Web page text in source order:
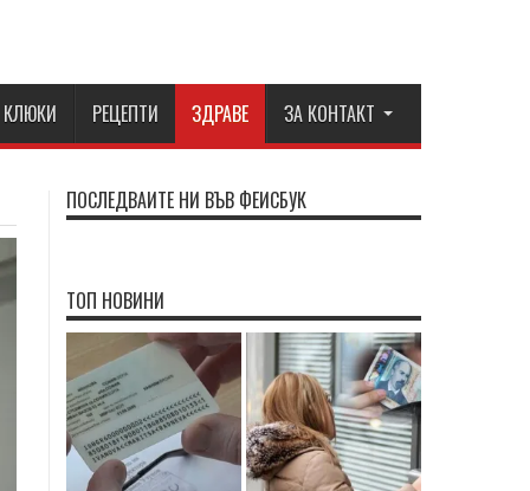
КЛЮКИ РЕЦЕПТИ ЗДРАВЕ ЗА КОНТАКТ
ПОСЛЕДВАЙТЕ НИ ВЪВ ФЕЙСБУК
ТОП НОВИНИ